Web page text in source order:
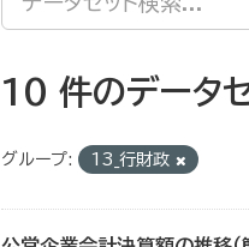
10 件のデータ
グループ: 13_行財政